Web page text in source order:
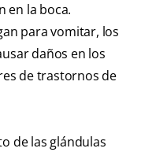
en la boca.
para vomitar, los
daños en los
de trastornos de
de las glándulas